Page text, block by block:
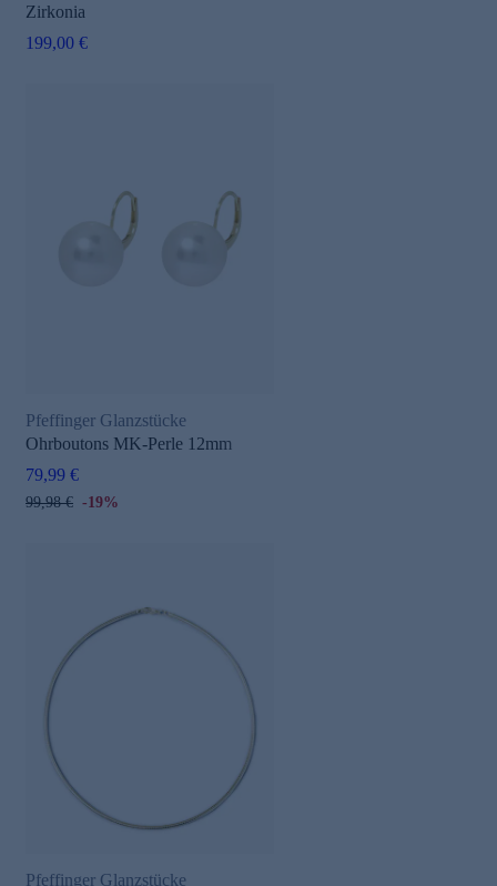
Zirkonia
199,00 €
Pfeffinger Glanzstücke
Ohrboutons MK-Perle 12mm
79,99 €
99,98 € -19%
Pfeffinger Glanzstücke